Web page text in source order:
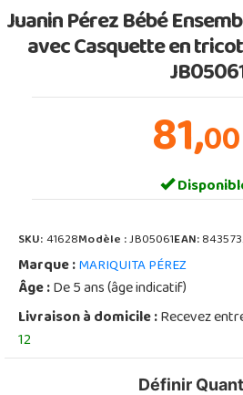
Juanin Pérez Bébé
avec Casquette en
81,00
SKU:41628Modèle :JB05061EAN:
Marque :MARIQUITA PÉREZ
Âge :De 5 ans (âge indicatif)
Livraison à domicile :Recevez
12
Définir